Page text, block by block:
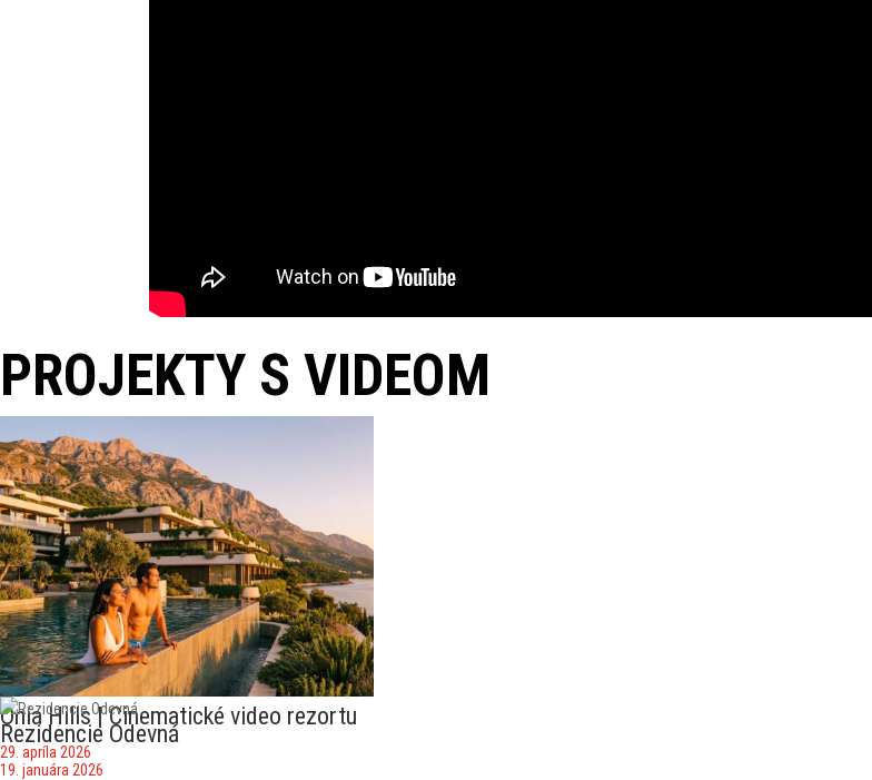
PROJEKTY S VIDEOM
Onia Hills | Cinematické video rezortu
29. apríla 2026
Rezidencie Odevná
19. januára 2026